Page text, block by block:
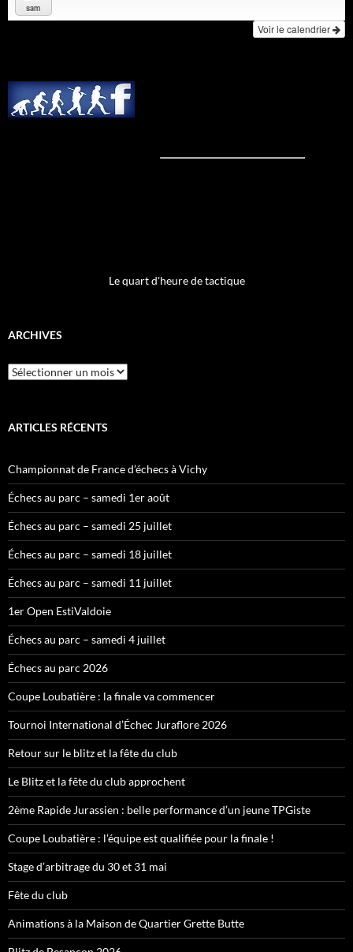
sam
Voir le calendrier
Le quart d'heure de tactique
ARCHIVES
Archives
ARTICLES RÉCENTS
Championnat de France d’échecs à Vichy
Échecs au parc – samedi 1er août
Échecs au parc – samedi 25 juillet
Échecs au parc – samedi 18 juillet
Échecs au parc – samedi 11 juillet
1er Open EstiValdoie
Échecs au parc – samedi 4 juillet
Échecs au parc 2026
Coupe Loubatière : la finale va commencer
Tournoi International d’Échec Juraflore 2026
Retour sur le blitz et la fête du club
Le Blitz et la fête du club approchent
2ème Rapide Jurassien : belle performance d’un jeune TPGiste
Coupe Loubatière : l’équipe est qualifiée pour la finale !
Stage d’arbitrage du 30 et 31 mai
Fête du club
Animations à la Maison de Quartier Grette Butte